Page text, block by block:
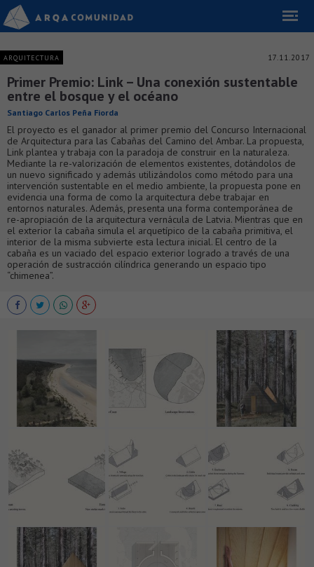
ARQUITECTURA 17.11.2017
Primer Premio: Link – Una conexión sustentable
entre el bosque y el océano
Santiago Carlos Peña Fiorda
El proyecto es el ganador al primer premio del Concurso Internacional
de Arquitectura para las Cabañas del Camino del Ambar. La propuesta,
Link plantea y trabaja con la paradoja de construir en la naturaleza.
Mediante la re-valorización de elementos existentes, dotándolos de
un nuevo significado y además utilizándolos como método para una
intervención sustentable en el medio ambiente, la propuesta pone en
evidencia una forma de como la arquitectura debe trabajar en
entornos naturales. Además, presenta una forma contemporánea de
re-apropiación de la arquitectura vernácula de Latvia. Mientras que en
el exterior la cabaña simula el arquetípico de la cabaña primitiva, el
interior de la misma subvierte esta lectura inicial. El centro de la
cabaña es un vaciado del espacio exterior logrado a través de una
operación de sustracción cilíndrica generando un espacio tipo
“chimenea”.